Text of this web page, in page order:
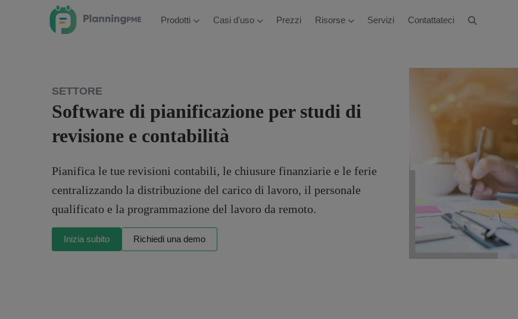
Prodotti Casi d'uso Prezzi Risorse Servizi Contattateci
SETTORE
Software di pianificazione per studi di
revisione e contabilità
Pianifica le tue revisioni contabili, le chiusure finanziarie e le ferie
centralizzando la distribuzione del carico di lavoro, il personale
qualificato e la programmazione del lavoro da remoto.
Inizia subito Richiedi una demo